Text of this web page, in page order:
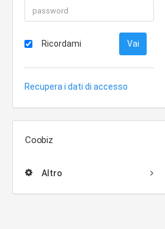
Ricordami
Recupera i dati di accesso
Coobiz
Altro